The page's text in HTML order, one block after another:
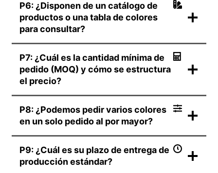
P6: ¿Disponen de un catálogo de
productos o una tabla de colores
para consultar?
P7: ¿Cuál es la cantidad mínima de
pedido (MOQ) y cómo se estructura
el precio?
P8: ¿Podemos pedir varios colores
en un solo pedido al por mayor?
P9: ¿Cuál es su plazo de entrega de
producción estándar?